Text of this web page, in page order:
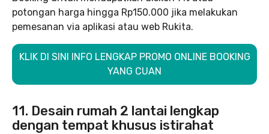
potongan harga hingga Rp150.000 jika melakukan
pemesanan via aplikasi atau web Rukita.
KLIK DI SINI INFO LENGKAP PROMO ONLINE BOOKING
YANG CUAN
11. Desain rumah 2 lantai lengkap
dengan tempat khusus istirahat